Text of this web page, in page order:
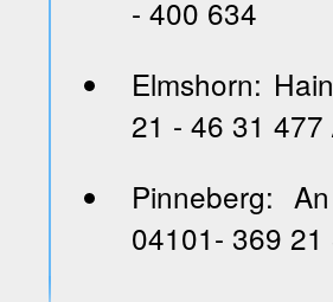
- 400 634
Elmshorn:
21 - 46 31 477
Pinneberg:
04101- 369 21